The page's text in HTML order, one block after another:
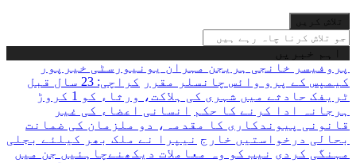
جو
تلاش
کرنا
چاہ
رہے
ہیں
یہاں
لکھیں
اہم خبریں
پروفیسر خانجی ہریجن مہران یونیورسٹی خیرپور
کیمپس کے پرو وائس چانسلر مقرر
کراچی: 23 سال قبل
ٹریفک حادثے میں شہری کی ہلاکت، ورثاء کو 1 کروڑ
ہرجانہ ادا کرنے کا حکم
انسانی اعضاء کی غیر
قانونی پیوندکاری کا مقدمہ، دو ملزمان کی ضمانت
بحالی درخواستیں خارج نیپرا نے ملک بھر کیلئے بجلی
مہنگی کردی نیب کو وہ معاملات دیکھنےچاہئیں جن میں